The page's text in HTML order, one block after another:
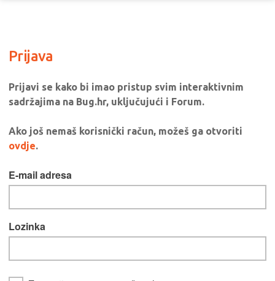
Prijava
Prijavi se kako bi imao pristup svim interaktivnim
sadržajima na Bug.hr, uključujući i Forum.
Ako još nemaš korisnički račun, možeš ga otvoriti
ovdje.
E-mail adresa
Lozinka